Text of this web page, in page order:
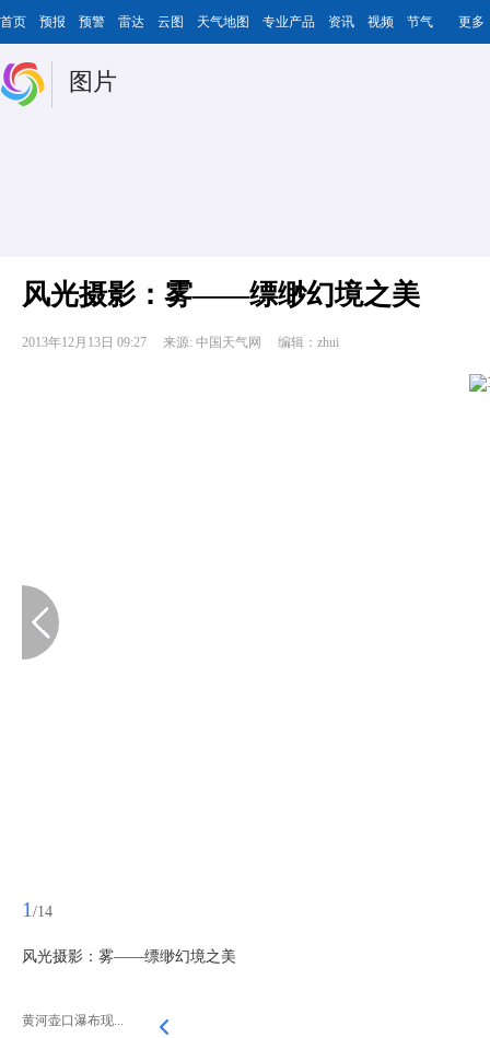
首页 预报 预警 雷达 云图 天气地图 专业产品 资讯 视频 节气 更多
图片
风光摄影：雾——缥缈幻境之美
2013年12月13日 09:27 来源: 中国天气网 编辑：zhui
1 /14
风光摄影：雾——缥缈幻境之美
黄河壶口瀑布现...